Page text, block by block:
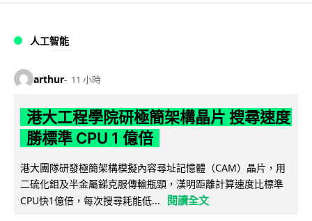
人工智能
arthur 11 小時
港大工程學院研極簡架構晶片 搜尋速度
勝標準 CPU 1 億倍
港大團隊研發極簡架構模擬內容尋址記憶體（CAM）晶片，用
二硫化鉬及半金屬銻克服傳輸瓶頸，漢明距離計算速度比標準
CPU快1億倍，每次搜尋耗能低...
閱讀全文